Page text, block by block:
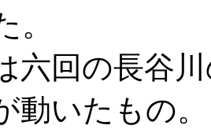
。
六回の長谷
動いたもの